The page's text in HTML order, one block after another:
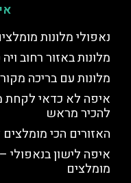
נאפולי מלונות
מלונות באזור רחוב
מלונות עם בריכה
איפה לא כדאי לקחת
להכיר מראש
האזורים הכי
איפה לישון בנאפולי
מומלצים